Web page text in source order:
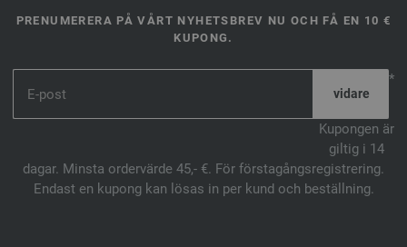
PRENUMERERA PÅ VÅRT NYHETSBREV NU OCH FÅ EN 10 €
KUPONG.
*
Kupongen är
giltig i 14
dagar. Minsta ordervärde 45,- €. För förstagångsregistrering.
Endast en kupong kan lösas in per kund och beställning.